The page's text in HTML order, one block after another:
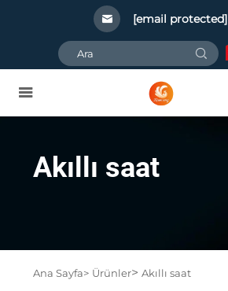
[email protected]
Akıllı saat
Ana Sayfa> Ürünler> Akıllı saat